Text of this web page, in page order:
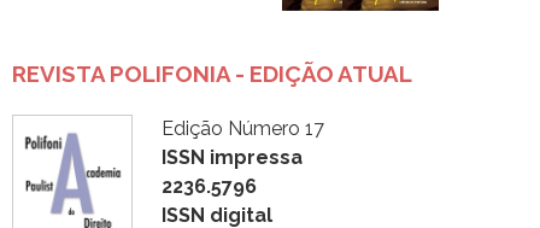
REVISTA POLIFONIA - EDIÇÃO ATUAL
Edição Número 17
ISSN impressa
2236.5796
ISSN digital